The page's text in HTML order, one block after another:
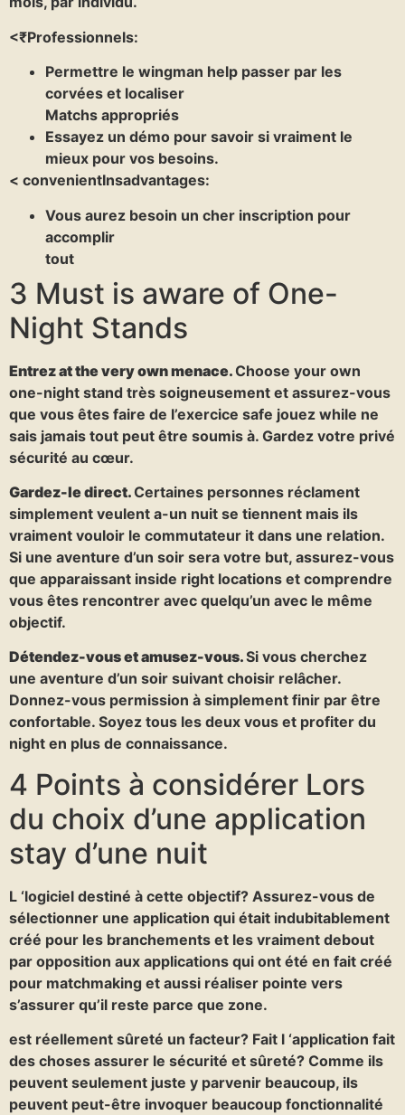
<₹Professionnels:
Permettre le wingman help passer par les
corvées et localiser
Matchs appropriés
Essayez un démo pour savoir si vraiment le
mieux pour vos besoins.
< convenientInsadvantages:
Vous aurez besoin un cher inscription pour
accomplir
tout
3 Must is aware of One-
Night Stands
Entrez at the very own menace.Choose your own
one-night stand très soigneusement et assurez-vous
que vous êtes faire de l’exercice safe jouez while ne
sais jamais tout peut être soumis à. Gardez votre privé
sécurité au cœur.
Gardez-le direct.Certaines personnes réclament
simplement veulent a-un nuit se tiennent mais ils
vraiment vouloir le commutateur it dans une relation.
Si une aventure d’un soir sera votre but, assurez-vous
que apparaissant inside right locations et comprendre
vous êtes rencontrer avec quelqu’un avec le même
objectif.
Détendez-vous et amusez-vous.Si vous cherchez
une aventure d’un soir suivant choisir relâcher.
Donnez-vous permission à simplement finir par être
confortable. Soyez tous les deux vous et profiter du
night en plus de connaissance.
4 Points à considérer Lors
du choix d’une application
stay d’une nuit
L ‘logiciel destiné à cette objectif? Assurez-vous de
sélectionner une application qui était indubitablement
créé pour les branchements et les vraiment debout
par opposition aux applications qui ont été en fait créé
pour matchmaking et aussi réaliser pointe vers
s’assurer qu’il reste parce que zone.
est réellement sûreté un facteur? Fait l ‘application fait
des choses assurer le sécurité et sûreté? Comme ils
peuvent seulement juste y parvenir beaucoup, ils
peuvent peut-être invoquer beaucoup fonctionnalité